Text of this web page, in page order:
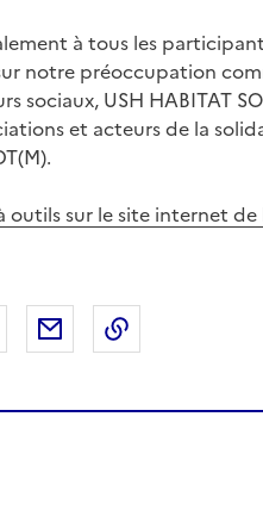
à tous les
notre préoccupation
sociaux, USH HABITAT
et acteurs de la
outils sur le site internet de
sur X
Partager sur LinkedIn
Partager par email
Copier le